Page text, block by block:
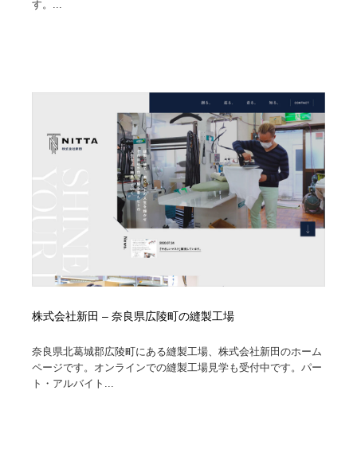
す。...
株式会社新田 – 奈良県広陵町の縫製工場
奈良県北葛城郡広陵町にある縫製工場、株式会社新田のホーム
ページです。オンラインでの縫製工場見学も受付中です。パー
ト・アルバイト...